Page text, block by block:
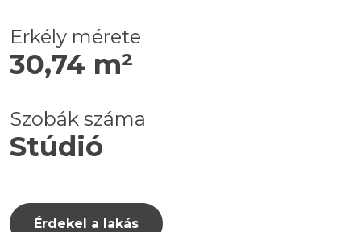
Erkély mérete
30,74 m²
Szobák száma
Stúdió
Érdekel a lakás